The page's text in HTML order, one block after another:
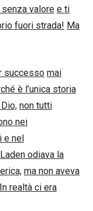
valore e ti
fuori strada! Ma
successo mai
è l’unica storia
non tutti
nei
e nel
odiava la
ma non aveva
In realtà ci era